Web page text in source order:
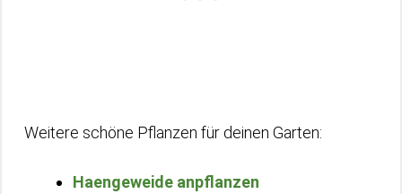
Weitere schöne Pflanzen für deinen Garten:
Haengeweide anpflanzen